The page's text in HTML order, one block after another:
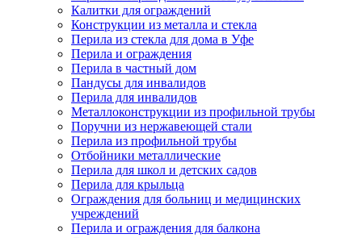
Калитки для ограждений
Конструкции из металла и стекла
Перила из стекла для дома в Уфе
Перила и ограждения
Перила в частный дом
Пандусы для инвалидов
Перила для инвалидов
Металлоконструкции из профильной трубы
Поручни из нержавеющей стали
Перила из профильной трубы
Отбойники металлические
Перила для школ и детских садов
Перила для крыльца
Ограждения для больниц и медицинских
учреждений
Перила и ограждения для балкона